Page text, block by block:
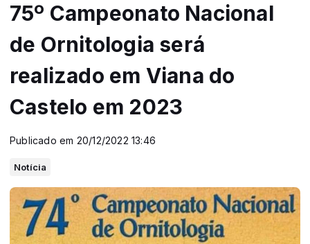
75º Campeonato Nacional
de Ornitologia será
realizado em Viana do
Castelo em 2023
Publicado em 20/12/2022 13:46
Notícia